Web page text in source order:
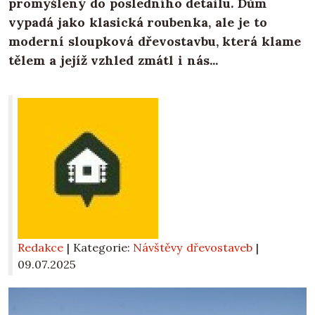
promyšlený do posledního detailu. Dům
vypadá jako klasická roubenka, ale je to
moderní sloupková dřevostavbu, která klame
tělem a jejíž vzhled zmátl i nás...
Redakce | Kategorie: Návštěvy dřevostaveb |
09.07.2025